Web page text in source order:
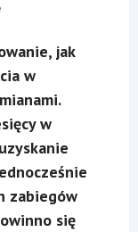
jak
w
w
zabiegów
się